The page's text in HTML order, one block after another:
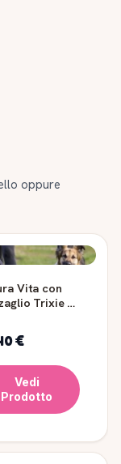
oppure
Vita con
Trixie -
€
Vedi
Prodotto